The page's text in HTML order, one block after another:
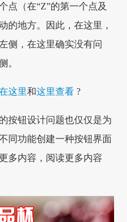
点（在“Z”的第一个点及
的地方。因此，在这里，
侧，在这里确实没有问
。
这里和这里查看 ?
按钮设计问题也仅仅是为
同功能创建一种按钮界面
多内容，阅读更多内容